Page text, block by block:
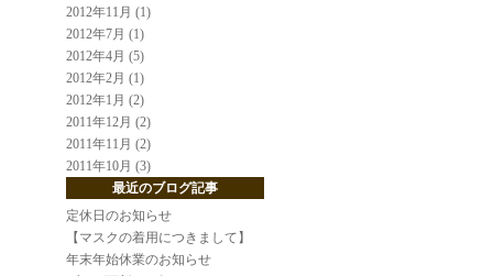
2012年11月 (1)
2012年7月 (1)
2012年4月 (5)
2012年2月 (1)
2012年1月 (2)
2011年12月 (2)
2011年11月 (2)
2011年10月 (3)
最近のブログ記事
定休日のお知らせ
【マスクの着用につきまして】
年末年始休業のお知らせ